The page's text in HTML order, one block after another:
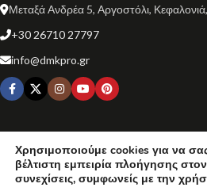
Μεταξά Ανδρέα 5, Αργοστόλι,
+30 26710 27797
info@dmkpro.gr
ΧΡΗΣΙΜΟΙ ΣΥΝΔΕΣΜΟΙ
Χρησιμοποιούμε cookies για να
βέλτιστη εμπειρία πλοήγησης
συνεχίσεις, συμφωνείς με την